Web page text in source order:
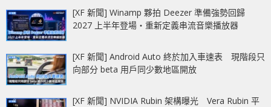
[XF 新聞] Winamp 夥拍 Deezer 準備強勢回歸
2027 上半年登場‧重新定義串流音樂播放器
[XF 新聞] Android Auto 終於加入車速表 現階段只
向部分 beta 用戶同少數地區開放
[XF 新聞] NVIDIA Rubin 架構曝光 Vera Rubin 平